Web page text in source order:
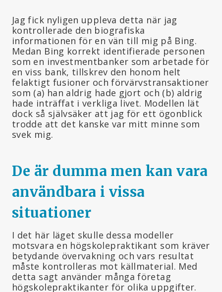
Jag fick nyligen uppleva detta när jag
kontrollerade den biografiska
informationen för en vän till mig på Bing.
Medan Bing korrekt identifierade personen
som en investmentbanker som arbetade för
en viss bank, tillskrev den honom helt
felaktigt fusioner och förvärvstransaktioner
som (a) han aldrig hade gjort och (b) aldrig
hade inträffat i verkliga livet. Modellen lät
dock så självsäker att jag för ett ögonblick
trodde att det kanske var mitt minne som
svek mig.
De är dumma men kan vara
användbara i vissa
situationer
I det här läget skulle dessa modeller
motsvara en högskolepraktikant som kräver
betydande övervakning och vars resultat
måste kontrolleras mot källmaterial. Med
detta sagt använder många företag
högskolepraktikanter för olika uppgifter.